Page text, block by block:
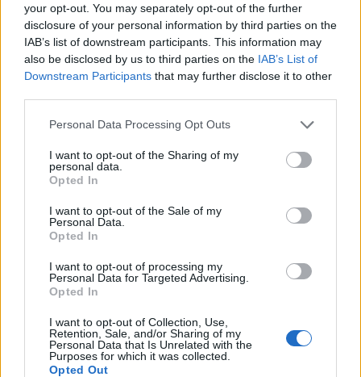
your opt-out. You may separately opt-out of the further
disclosure of your personal information by third parties on the
IAB’s list of downstream participants. This information may
also be disclosed by us to third parties on the IAB’s List of
Downstream Participants that may further disclose it to other
Personal Data Processing Opt Outs
I want to opt-out of the Sharing of my
personal data.
Opted In
I want to opt-out of the Sale of my
Personal Data.
Opted In
I want to opt-out of processing my
Personal Data for Targeted Advertising.
Opted In
I want to opt-out of Collection, Use,
Retention, Sale, and/or Sharing of my
Personal Data that Is Unrelated with the
Purposes for which it was collected.
Opted Out
Visualizza tutti i comuni della
provincia di Sondrio
Berbenno di Valtellina (65)
Bormio (197)
Caiolo (21)
Campodolcino (16)